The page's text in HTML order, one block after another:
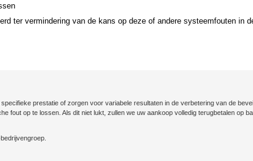
ter vermindering van de kans op deze of andere systeemfouten in
prestatie of zorgen voor variabele resultaten in de verbetering van de
fout op te lossen. Als dit niet lukt, zullen we uw aankoop volledig terugbetalen op